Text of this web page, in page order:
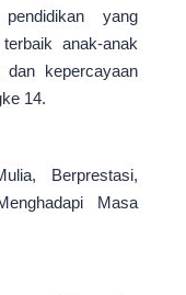
yang
anak-anak
kepercayaan
14.
Berprestasi,
Masa